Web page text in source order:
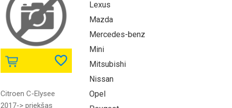
Citroen C-Elysee
2017-> priekšas
Lexus
Mazda
Mercedes-benz
Mini
Mitsubishi
Nissan
Opel